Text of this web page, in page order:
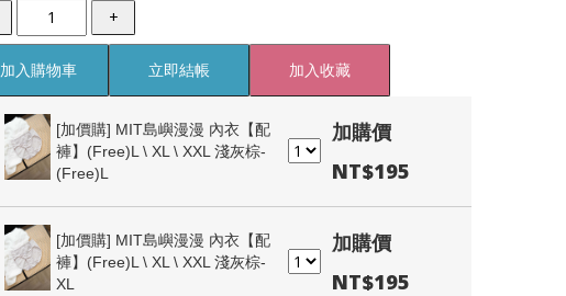
+
加入購物車 立即結帳 加入收藏
[加價購] MIT島嶼漫漫 內衣【配
褲】(Free)L \ XL \ XXL 淺灰棕-
(Free)L
加購價
NT$195
[加價購] MIT島嶼漫漫 內衣【配
褲】(Free)L \ XL \ XXL 淺灰棕-
XL
加購價
NT$195